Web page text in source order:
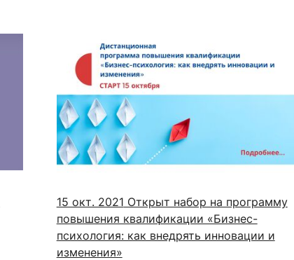
15 окт. 2021 Открыт набор на программу
повышения квалификации «Бизнес-
психология: как внедрять инновации и
изменения»